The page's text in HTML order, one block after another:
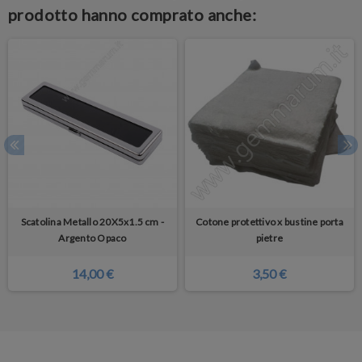
prodotto hanno comprato anche:
Scatolina Metallo 20X5x1.5 cm -
Argento Opaco
14,00 €
Cotone protettivo x bustine porta
pietre
3,50 €